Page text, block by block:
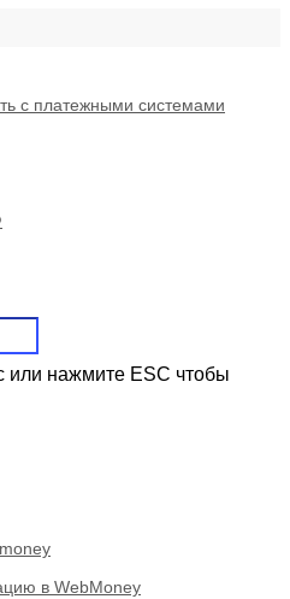
с платежными системами
или нажмите ESC чтобы
в WebMoney